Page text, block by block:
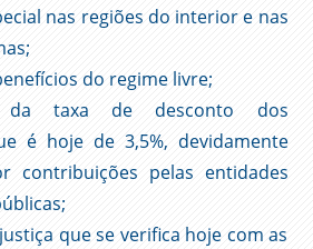
nas regiões do interior e nas
do regime livre;
da taxa de desconto dos
é hoje de 3,5%, devidamente
contribuições pelas entidades
que se verifica hoje com as